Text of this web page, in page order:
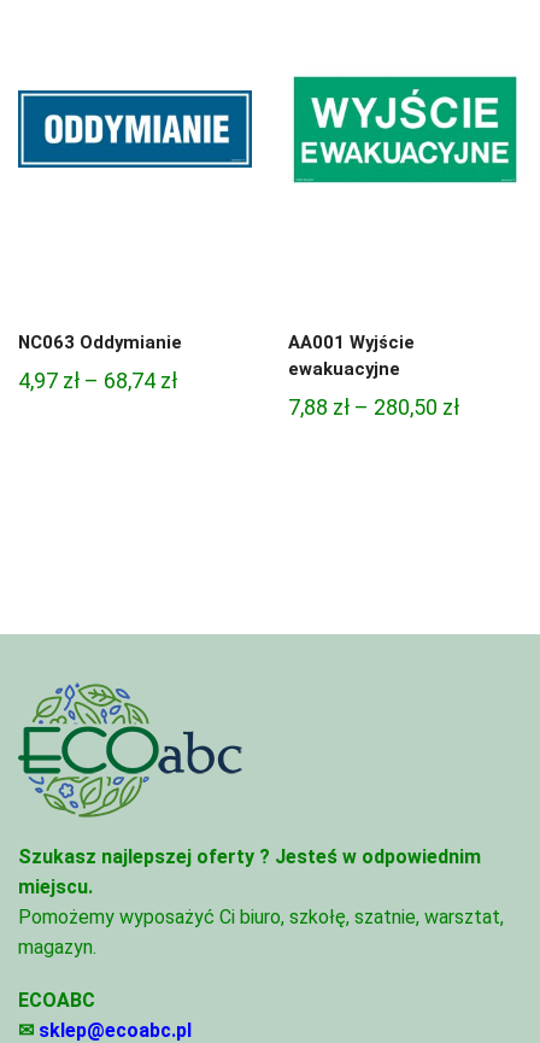
NC063 Oddymianie
4,97 zł – 68,74 złZakres
AA001 Wyjście
ewakuacyjne
7,88 zł – 280,50 złZakres
Szukasz najlepszej oferty ? Jesteś w odpowiednim
miejscu.
Pomożemy wyposażyć Ci biuro, szkołę, szatnie, warsztat,
magazyn.
ECOABC
✉ sklep@ecoabc.pl